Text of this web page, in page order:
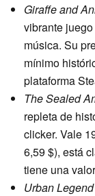
Giraffe and
vibrante
música. Su
mínimo
plataforma
The Sealed
repleta de
clicker. Vale
6,59 $), está
tiene una
Urban